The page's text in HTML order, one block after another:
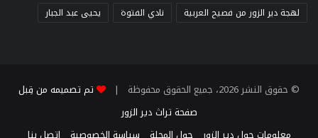
لهجة دير الزور من فصيح العربية
نادي الفتوة يحيى عبد الجبار
© حقوق النشر 2026، جميع الحقوق محفوظة |
تم تصميمه من قِبل
صفحة تراث دير الزور